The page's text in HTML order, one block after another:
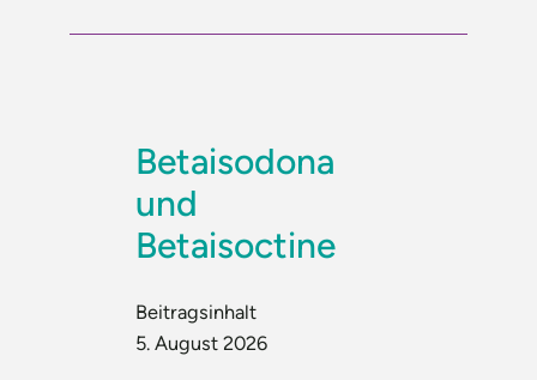
Betaisodona
und
Betaisoctine
Beitragsinhalt
5. August 2026